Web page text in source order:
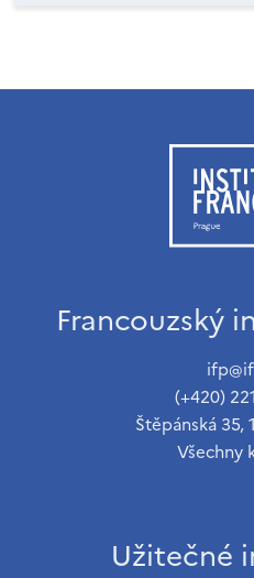
Francouzský
(+420)
Štěpánská 35,
Všechny
Užitečné